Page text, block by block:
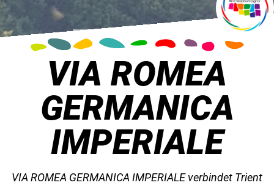
VIA ROMEA
GERMANICA
IMPERIALE
VIA ROMEA GERMANICA IMPERIALE verbindet Trient